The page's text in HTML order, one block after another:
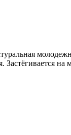
Застёгивается на